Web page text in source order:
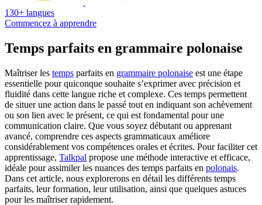
130+ langues
Commencez à apprendre
Temps parfaits en grammaire polonaise
Maîtriser les temps parfaits en grammaire polonaise est une étape
essentielle pour quiconque souhaite s’exprimer avec précision et
fluidité dans cette langue riche et complexe. Ces temps permettent
de situer une action dans le passé tout en indiquant son achèvement
ou son lien avec le présent, ce qui est fondamental pour une
communication claire. Que vous soyez débutant ou apprenant
avancé, comprendre ces aspects grammaticaux améliore
considérablement vos compétences orales et écrites. Pour faciliter cet
apprentissage, Talkpal propose une méthode interactive et efficace,
idéale pour assimiler les nuances des temps parfaits en polonais.
Dans cet article, nous explorerons en détail les différents temps
parfaits, leur formation, leur utilisation, ainsi que quelques astuces
pour les maîtriser rapidement.